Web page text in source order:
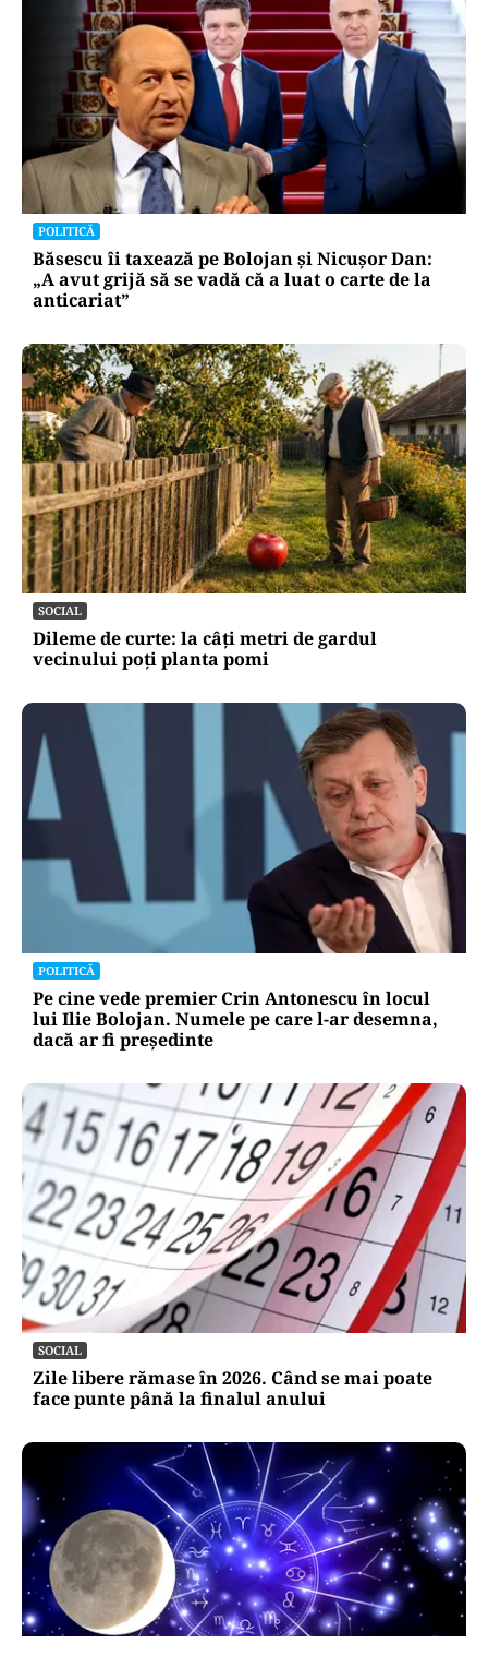
POLITICĂ
Băsescu îi taxează pe Bolojan și Nicușor Dan:
„A avut grijă să se vadă că a luat o carte de la
anticariat”
SOCIAL
Dileme de curte: la câți metri de gardul
vecinului poți planta pomi
POLITICĂ
Pe cine vede premier Crin Antonescu în locul
lui Ilie Bolojan. Numele pe care l-ar desemna,
dacă ar fi președinte
SOCIAL
Zile libere rămase în 2026. Când se mai poate
face punte până la finalul anului